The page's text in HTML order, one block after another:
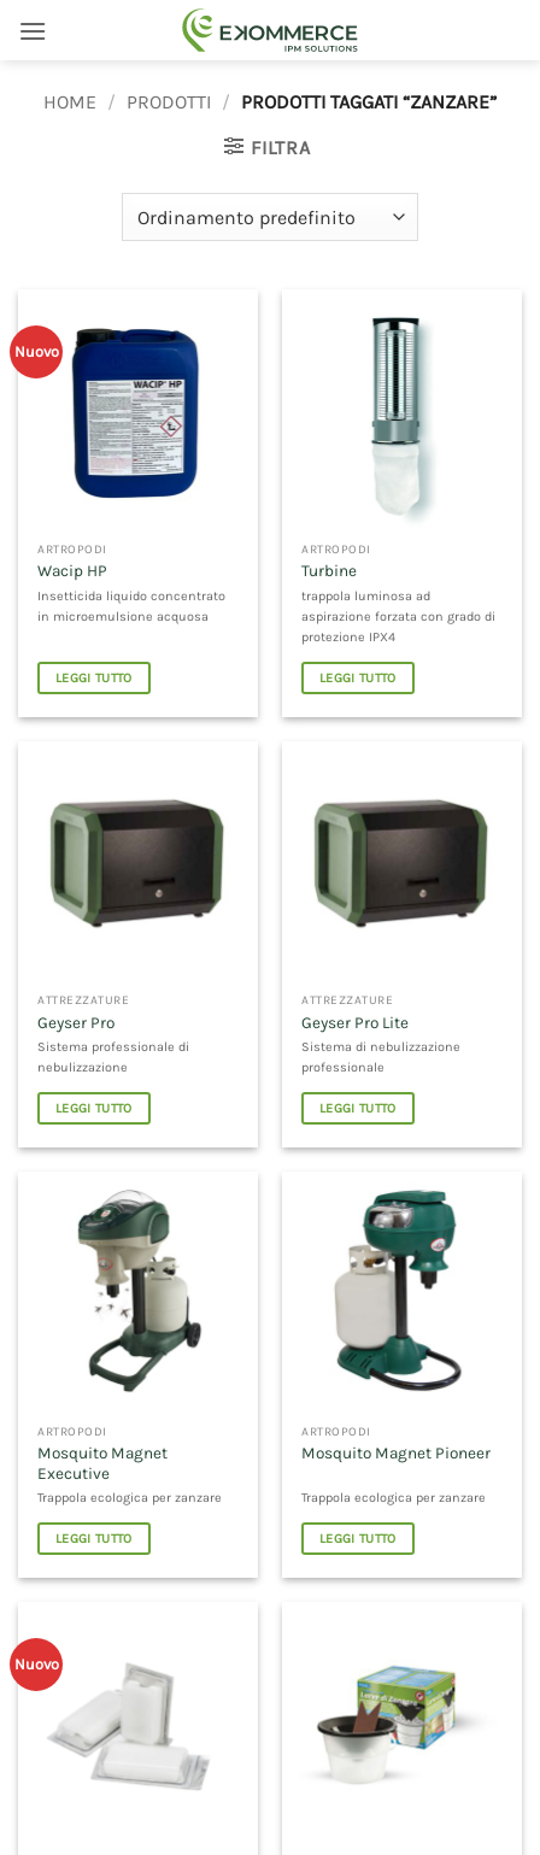
HOME / PRODOTTI / PRODOTTI TAGGATI “ZANZARE”
FILTRA
Nuovo
ARTROPODI
Wacip HP
Insetticida liquido concentrato
in microemulsione acquosa
LEGGI TUTTO
ARTROPODI
Turbine
trappola luminosa ad
aspirazione forzata con grado di
protezione IPX4
LEGGI TUTTO
ATTREZZATURE
Geyser Pro
Sistema professionale di
nebulizzazione
LEGGI TUTTO
ATTREZZATURE
Geyser Pro Lite
Sistema di nebulizzazione
professionale
LEGGI TUTTO
ARTROPODI
Mosquito Magnet
Executive
Trappola ecologica per zanzare
LEGGI TUTTO
ARTROPODI
Mosquito Magnet Pioneer
Trappola ecologica per zanzare
LEGGI TUTTO
Nuovo